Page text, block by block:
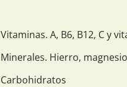
Vitaminas. A, B6, B12, C y
Minerales. Hierro,
Carbohidratos